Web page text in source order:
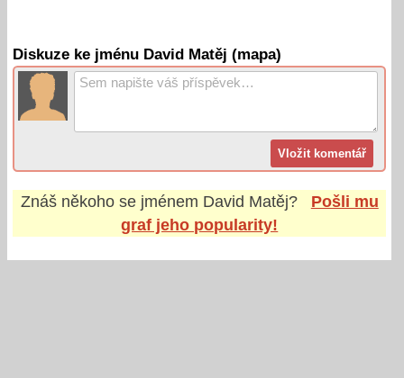
Diskuze ke jménu David Matěj (mapa)
Znáš někoho se jménem David Matěj?
Pošli mu
graf jeho popularity!